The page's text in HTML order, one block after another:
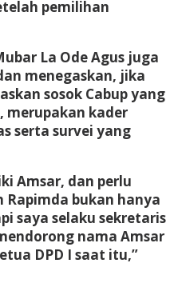
pemilihan
La Ode Agus juga
menegaskan, jika
sosok Cabup yang
merupakan kader
serta survei yang
Amsar, dan perlu
bukan hanya
saya selaku sekretaris
nama Amsar
DPD I saat itu,”